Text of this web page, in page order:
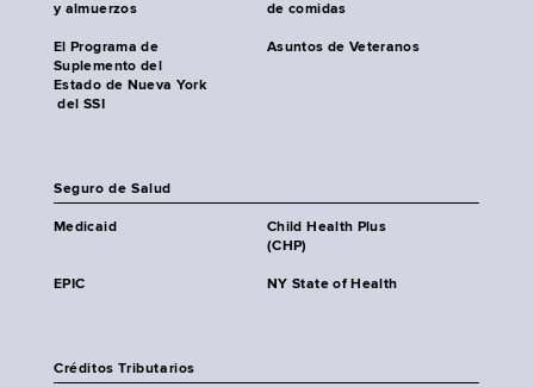
y almuerzos
de comidas
El Programa de
Suplemento del
Estado de Nueva York
del SSI
Asuntos de Veteranos
Seguro de Salud
Medicaid
Child Health Plus
(CHP)
EPIC NY State of Health
Créditos Tributarios